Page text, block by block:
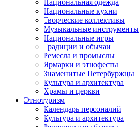
Национальная одежда
Национальные кухни
Творческие коллективы
Музыкальные инструменты
Национальные игры
Традиции и обычаи
Ремесла и промыслы
Ярмарки и этнофесты
Знаменитые Петербуржцы
Культура и архитектура
Храмы и церкви
Этнотуризм
Календарь персоналий
Культура и архитектура